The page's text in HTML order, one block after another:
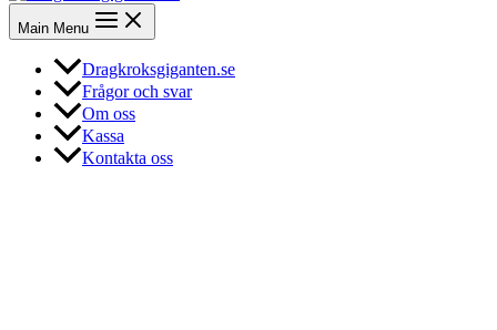
Main Menu
Dragkroksgiganten.se
Frågor och svar
Om oss
Kassa
Kontakta oss